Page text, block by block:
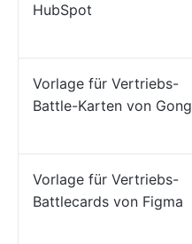
HubSpot
Vorlage für Vertriebs-
Battle-Karten von Gong
Vorlage für Vertriebs-
Battlecards von Figma